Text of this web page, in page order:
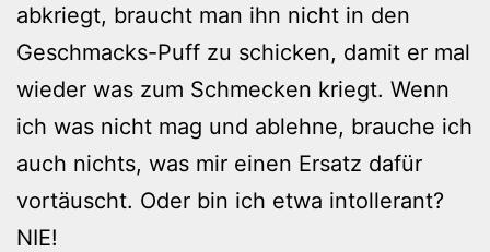
abkriegt, braucht man ihn nicht in den
Geschmacks-Puff zu schicken, damit er mal
wieder was zum Schmecken kriegt. Wenn
ich was nicht mag und ablehne, brauche ich
auch nichts, was mir einen Ersatz dafür
vortäuscht. Oder bin ich etwa intollerant?
NIE!